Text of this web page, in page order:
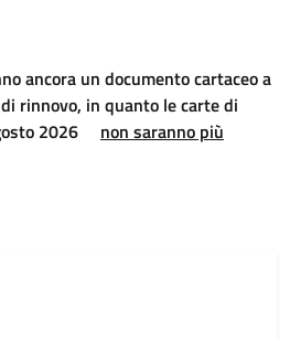
ancora un documento cartaceo a
rinnovo, in quanto le carte di
2026 non saranno più